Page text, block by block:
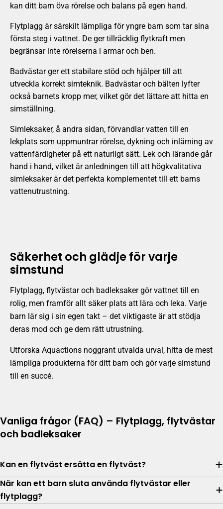
kan ditt barn öva rörelse och balans på egen hand.
Flytplagg är särskilt lämpliga för yngre barn som tar sina
första steg i vattnet. De ger tillräcklig flytkraft men
begränsar inte rörelserna i armar och ben.
Badvästar ger ett stabilare stöd och hjälper till att
utveckla korrekt simteknik. Badvästar och bälten lyfter
också barnets kropp mer, vilket gör det lättare att hitta en
simställning.
Simleksaker, å andra sidan, förvandlar vatten till en
lekplats som uppmuntrar rörelse, dykning och inlärning av
vattenfärdigheter på ett naturligt sätt. Lek och lärande går
hand i hand, vilket är anledningen till att högkvalitativa
simleksaker är det perfekta komplementet till ett barns
vattenutrustning.
Säkerhet och glädje för varje
simstund
Flytplagg, flytvästar och badleksaker gör vattnet till en
rolig, men framför allt säker plats att lära och leka. Varje
barn lär sig i sin egen takt – det viktigaste är att stödja
deras mod och ge dem rätt utrustning.
Utforska Aquactions noggrant utvalda urval, hitta de mest
lämpliga produkterna för ditt barn och gör varje simstund
till en succé.
Vanliga frågor (FAQ) – Flytplagg, flytvästar
och badleksaker
Kan en flytväst ersätta en flytväst?
När kan ett barn sluta använda flytvästar eller
flytplagg?